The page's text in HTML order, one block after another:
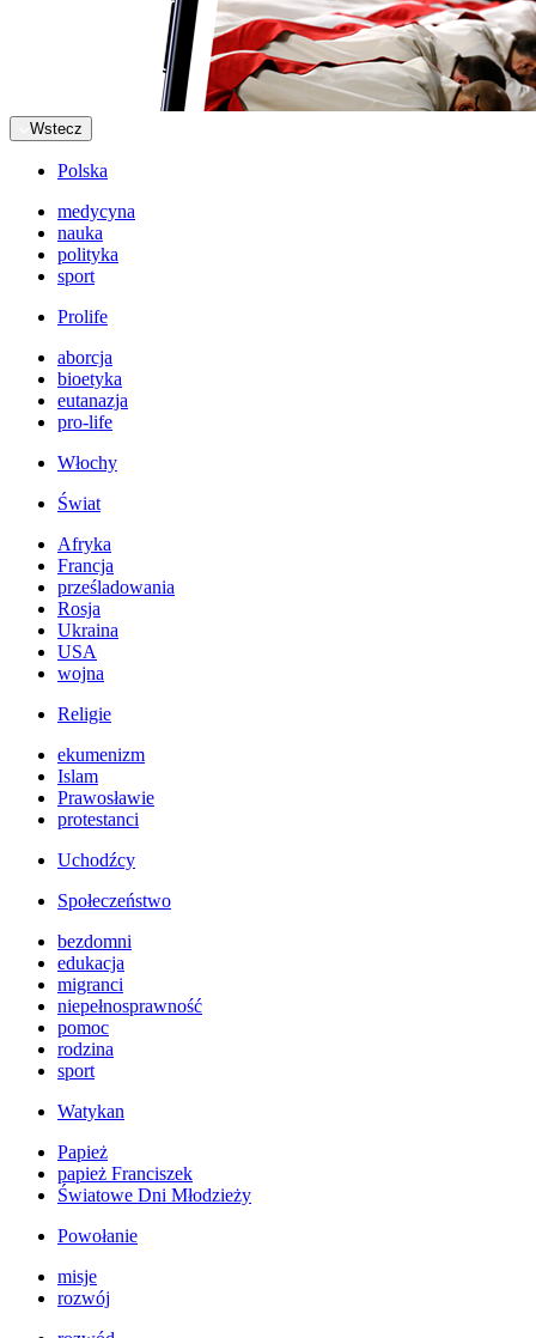
Wstecz
Polska
medycyna
nauka
polityka
sport
Prolife
aborcja
bioetyka
eutanazja
pro-life
Włochy
Świat
Afryka
Francja
prześladowania
Rosja
Ukraina
USA
wojna
Religie
ekumenizm
Islam
Prawosławie
protestanci
Uchodźcy
Społeczeństwo
bezdomni
edukacja
migranci
niepełnosprawność
pomoc
rodzina
sport
Watykan
Papież
papież Franciszek
Światowe Dni Młodzieży
Powołanie
misje
rozwój